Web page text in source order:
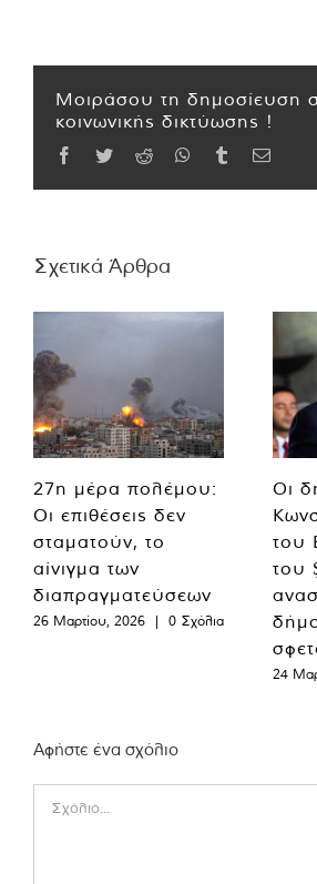
Μοιράσου τη δημοσίευση
κοινωνικής δικτύωσης !
Facebook
TwitterReddit WhatsApp
TumblrEmail
Σχετικά Άρθρα
27η μέρα πολέμου:
Οι επιθέσεις δεν
σταματούν, το
αίνιγμα των
διαπραγματεύσεων
26 Μαρτίου, 2026 | 0 Σχόλια
Οι
του
του
24
Αφήστε ένα σχόλιο